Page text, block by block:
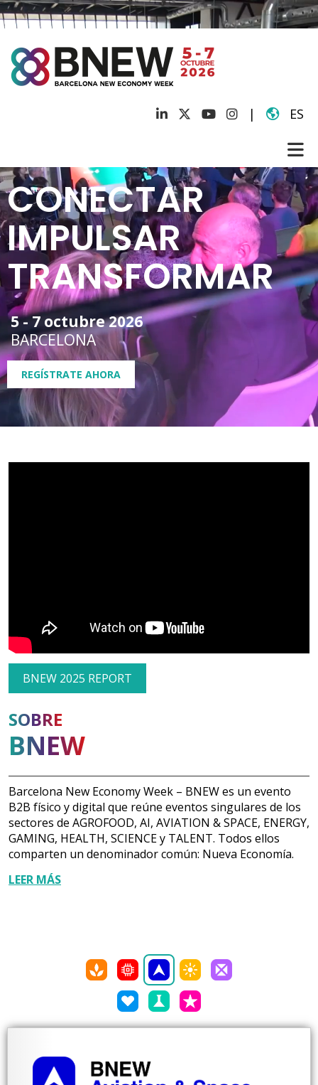
| ES
CONECTAR
IMPULSAR
TRANSFORMAR
5 - 7 octubre 2026
BARCELONA
REGÍSTRATE AHORA
BNEW 2025 REPORT
SOBRE
BNEW
Barcelona New Economy Week – BNEW es un evento
B2B físico y digital que reúne eventos singulares de los
sectores de AGROFOOD, AI, AVIATION & SPACE, ENERGY,
GAMING, HEALTH, SCIENCE y TALENT. Todos ellos
comparten un denominador común: Nueva Economía.
LEER MÁS